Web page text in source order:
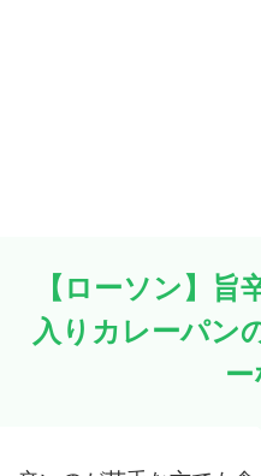
【ローソン】旨
入りカレーパン